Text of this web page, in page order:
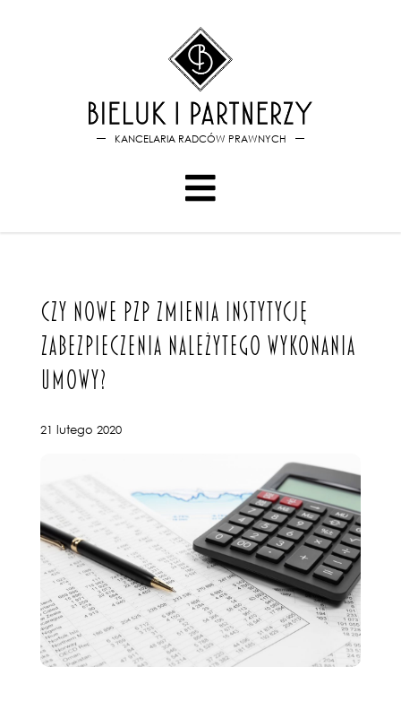
KANCELARIA RADCÓW PRAWNYCH
CZY NOWE PZP ZMIENIA INSTYTYCJĘ
ZABEZPIECZENIA NALEŻYTEGO WYKONANIA
UMOWY?
21 lutego 2020